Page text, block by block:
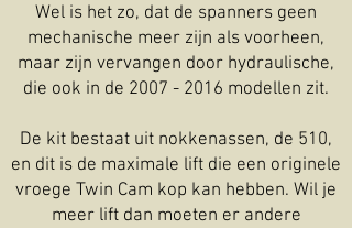
Wel is het zo, dat de spanners geen
mechanische meer zijn als voorheen,
maar zijn vervangen door hydraulische,
die ook in de 2007 - 2016 modellen zit.
De kit bestaat uit nokkenassen, de 510,
en dit is de maximale lift die een originele
vroege Twin Cam kop kan hebben. Wil je
meer lift dan moeten er andere